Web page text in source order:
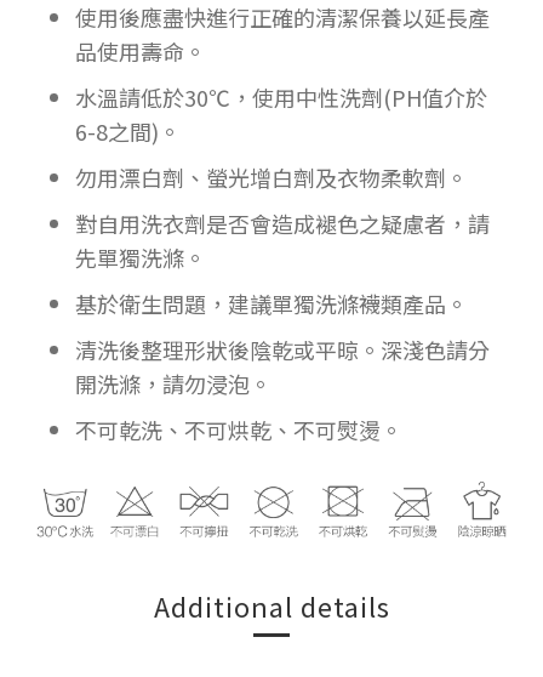
使用後應盡快進行正確的清潔保養以延長產
品使用壽命。
水溫請低於30℃，使用中性洗劑(PH值介於
6-8之間)。
勿用漂白劑、螢光增白劑及衣物柔軟劑。
對自用洗衣劑是否會造成褪色之疑慮者，請
先單獨洗滌。
基於衛生問題，建議單獨洗滌襪類產品。
清洗後整理形狀後陰乾或平晾。深淺色請分
開洗滌，請勿浸泡。
不可乾洗、不可烘乾、不可熨燙。
Additional details